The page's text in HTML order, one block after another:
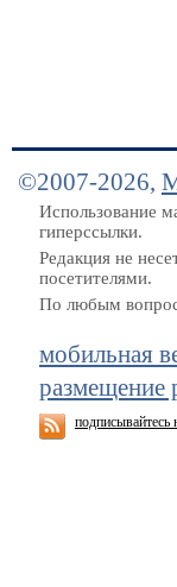
©2007-2026,
Использование
гиперссылки.
Редакция не
посетителями.
По любым
мобильная
размещение
подписывайтесь